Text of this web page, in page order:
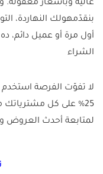
بنقدّمهولك النهاردة،
أول مرة أو عميل دائم،
الشراء
لا تفوّت الفرصة استخدم
25% على كل
لمتابعة أحدث العروض